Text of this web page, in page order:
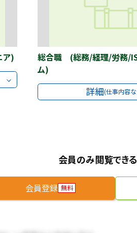
ア)
総合職 (総務/経理/労務/
ム)
詳細(仕事内容
会員のみ閲覧でき
会員登録 無料